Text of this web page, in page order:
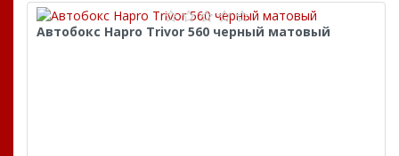
Автобокс Hapro Trivor 560 черный матовый